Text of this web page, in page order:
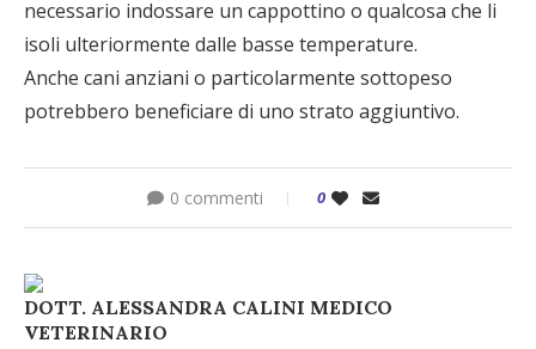
necessario indossare un cappottino o qualcosa che li
isoli ulteriormente dalle basse temperature.
Anche cani anziani o particolarmente sottopeso
potrebbero beneficiare di uno strato aggiuntivo.
0 commenti 0
DOTT. ALESSANDRA CALINI MEDICO
VETERINARIO